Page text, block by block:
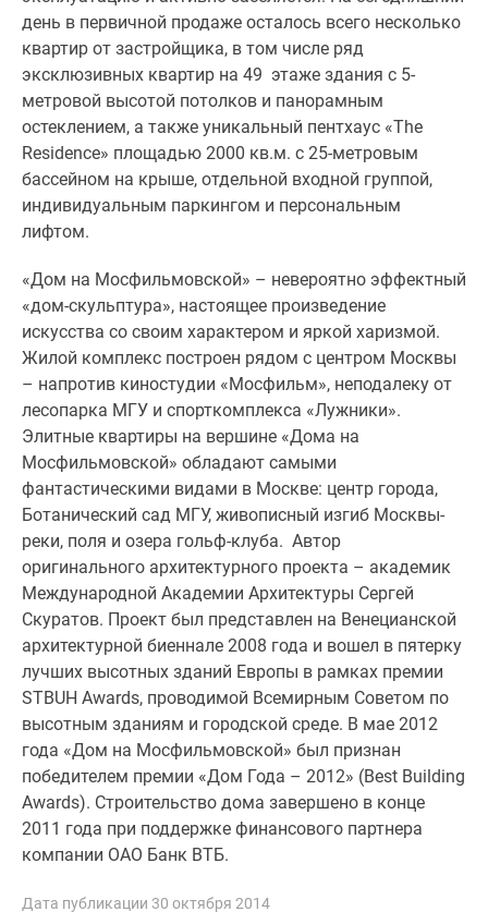
комнатные
Квартиры
Ипотечный
калькулятор
Семейная
Военная
ипотека
Банки
программы
Медиа
Новости
недвижимости
Мнение
эксперта
Аналитика
рынка
Покупателю
Экспертиза
новостроек
Эксперты
авторы
проекте
Контакты
Реклама
сайте
Машино-
день в первичной продаже осталось всего несколько
квартир от застройщика, в том числе ряд
эксклюзивных квартир на 49 этаже здания с 5-
метровой высотой потолков и панорамным
остеклением, а также уникальный пентхаус «The
Residence» площадью 2000 кв.м. с 25-метровым
бассейном на крыше, отдельной входной группой,
индивидуальным паркингом и персональным
лифтом.
«Дом на Мосфильмовской» – невероятно эффектный
«дом-скульптура», настоящее произведение
искусства со своим характером и яркой харизмой.
Жилой комплекс построен рядом с центром Москвы
– напротив киностудии «Мосфильм», неподалеку от
лесопарка МГУ и спорткомплекса «Лужники».
Элитные квартиры на вершине «Дома на
Мосфильмовской» обладают самыми
фантастическими видами в Москве: центр города,
Ботанический сад МГУ, живописный изгиб Москвы-
реки, поля и озера гольф-клуба. Автор
оригинального архитектурного проекта – академик
Международной Академии Архитектуры Сергей
Скуратов. Проект был представлен на Венецианской
архитектурной биеннале 2008 года и вошел в пятерку
лучших высотных зданий Европы в рамках премии
STBUH Awards, проводимой Всемирным Советом по
высотным зданиям и городской среде. В мае 2012
года «Дом на Мосфильмовской» был признан
победителем премии «Дом Года – 2012» (Best Building
Awards). Строительство дома завершено в конце
2011 года при поддержке финансового партнера
компании ОАО Банк ВТБ.
Дата публикации 30 октября 2014